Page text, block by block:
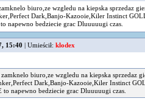
biuro,ze wzgledu na kiepska sprzedaz
Dark,Banjo-Kazooie,Kiler Instinct
napewno bedziecie grac Dluuuuugi czas.
15:40 | Umieścił: klodex
biuro,ze wzgledu na kiepska
Dark,Banjo-Kazooie,Kiler Instinct
to napewno bedziecie grac Dluuuuugi czas.